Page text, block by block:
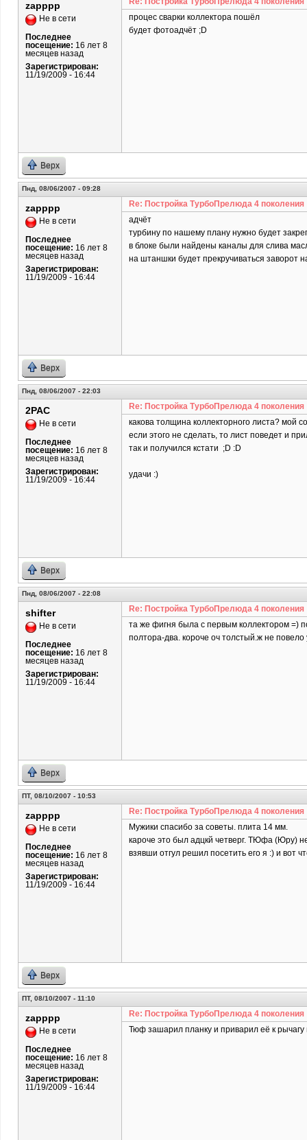
zapppp
Не в сети
Последнее
посещение: 16 лет 8
месяцев назад
Зарегистрирован:
11/19/2009 - 16:44
процес сварки коллектора пошёл
будет фотоадчёт ;D
Верх
Пнд, 08/06/2007 - 09:28
zapppp
Не в сети
Последнее
посещение: 16 лет 8
месяцев назад
Зарегистрирован:
11/19/2009 - 16:44
Re: Постройка ТурбоПрелюда 4 поколения
адчёт
турбину по нашему плану нужно будет
в блоке были найдены каналы для слива
на штаншки будет прекручиваться заворот
Верх
Пнд, 08/06/2007 - 22:03
2PAC
Не в сети
Последнее
посещение: 16 лет 8
месяцев назад
Зарегистрирован:
11/19/2009 - 16:44
Re: Постройка ТурбоПрелюда 4 поколения
какова толщина коллекторного листа? мой
если этого не сделать, то лист поведет и
так и получился кстати ;D :D
удачи :)
Верх
Пнд, 08/06/2007 - 22:08
shifter
Не в сети
Последнее
посещение: 16 лет 8
месяцев назад
Зарегистрирован:
11/19/2009 - 16:44
Re: Постройка ТурбоПрелюда 4 поколения
та же фигня была с первым коллектором =)
полтора-два. короче оч толстый.ж не повело
Верх
ПТ, 08/10/2007 - 10:53
zapppp
Не в сети
Последнее
посещение: 16 лет 8
месяцев назад
Зарегистрирован:
11/19/2009 - 16:44
Re: Постройка ТурбоПрелюда 4 поколения
Мужики спасибо за советы. плита 14 мм.
кароче это был адцкй четверг. ТЮфа (Юру)
взявши отгул решил посетить его я :) и вот
Верх
ПТ, 08/10/2007 - 11:10
zapppp
Не в сети
Последнее
посещение: 16 лет 8
месяцев назад
Зарегистрирован:
11/19/2009 - 16:44
Re: Постройка ТурбоПрелюда 4 поколения
Тюф зашарил планку и приварил её к рычагу